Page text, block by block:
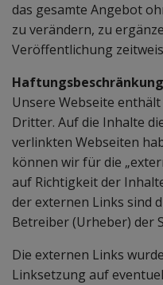
das gesamte Angebot
zu verändern, zu
Veröffentlichung
Unsere Webseite
Dritter. Auf die Inhalte
verlinkten Webseiten
können wir für die
auf Richtigkeit der
der externen Links sind
Betreiber (Urheber) der
Die externen Links
Linksetzung auf